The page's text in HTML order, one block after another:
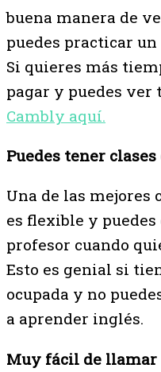
buena manera de
puedes practicar
Si quieres más
pagar y puedes ver
Cambly aquí.
Puedes tener
Una de las mejores
es flexible y
profesor cuando
Esto es genial si
ocupada y no
a aprender inglés.
Muy fácil de llamar